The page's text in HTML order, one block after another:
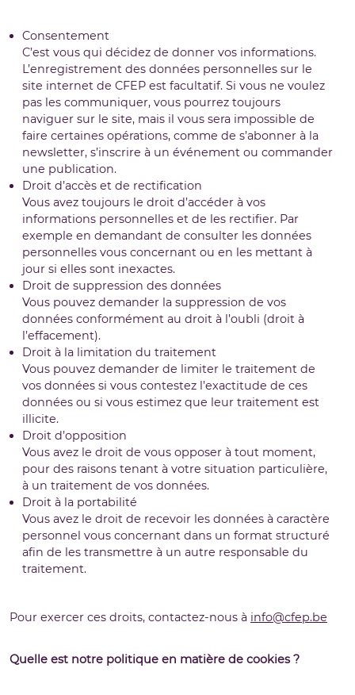
Consentement
C’est vous qui décidez de donner vos informations.
L’enregistrement des données personnelles sur le
site internet de CFEP est facultatif. Si vous ne voulez
pas les communiquer, vous pourrez toujours
naviguer sur le site, mais il vous sera impossible de
faire certaines opérations, comme de s’abonner à la
newsletter, s’inscrire à un événement ou commander
une publication.
Droit d’accès et de rectification
Vous avez toujours le droit d’accéder à vos
informations personnelles et de les rectifier. Par
exemple en demandant de consulter les données
personnelles vous concernant ou en les mettant à
jour si elles sont inexactes.
Droit de suppression des données
Vous pouvez demander la suppression de vos
données conformément au droit à l’oubli (droit à
l’effacement).
Droit à la limitation du traitement
Vous pouvez demander de limiter le traitement de
vos données si vous contestez l’exactitude de ces
données ou si vous estimez que leur traitement est
illicite.
Droit d’opposition
Vous avez le droit de vous opposer à tout moment,
pour des raisons tenant à votre situation particulière,
à un traitement de vos données.
Droit à la portabilité
Vous avez le droit de recevoir les données à caractère
personnel vous concernant dans un format structuré
afin de les transmettre à un autre responsable du
traitement.
Pour exercer ces droits, contactez-nous à info@cfep.be
Quelle est notre politique en matière de cookies ?